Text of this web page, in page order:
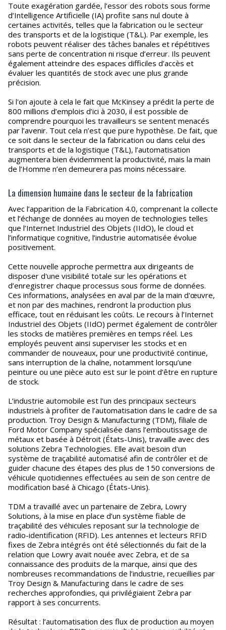
Toute exagération gardée, l’essor des robots sous forme
d’Intelligence Artificielle (IA) profite sans nul doute à
certaines activités, telles que la fabrication ou le secteur
des transports et de la logistique (T&L). Par exemple, les
robots peuvent réaliser des tâches banales et répétitives
sans perte de concentration ni risque d’erreur. Ils peuvent
également atteindre des espaces difficiles d’accès et
évaluer les quantités de stock avec une plus grande
précision.
Si l'on ajoute à cela le fait que McKinsey a prédit la perte de
800 millions d’emplois d’ici à 2030, il est possible de
comprendre pourquoi les travailleurs se sentent menacés
par l’avenir. Tout cela n’est que pure hypothèse. De fait, que
ce soit dans le secteur de la fabrication ou dans celui des
transports et de la logistique (T&L), l’automatisation
augmentera bien évidemment la productivité, mais la main
de l’Homme n’en demeurera pas moins nécessaire.
La dimension humaine dans le secteur de la fabrication
Avec l’apparition de la Fabrication 4.0, comprenant la collecte
et l’échange de données au moyen de technologies telles
que l’Internet Industriel des Objets (IIdO), le cloud et
l’informatique cognitive, l’industrie automatisée évolue
positivement.
Cette nouvelle approche permettra aux dirigeants de
disposer d'une visibilité totale sur les opérations et
d’enregistrer chaque processus sous forme de données.
Ces informations, analysées en aval par de la main d'œuvre,
et non par des machines, rendront la production plus
efficace, tout en réduisant les coûts. Le recours à l’Internet
Industriel des Objets (IIdO) permet également de contrôler
les stocks de matières premières en temps réel. Les
employés peuvent ainsi superviser les stocks et en
commander de nouveaux, pour une productivité continue,
sans interruption de la chaîne, notamment lorsqu’une
peinture ou une pièce auto est sur le point d’être en rupture
de stock.
L’industrie automobile est l’un des principaux secteurs
industriels à profiter de l’automatisation dans le cadre de sa
production. Troy Design & Manufacturing (TDM), filiale de
Ford Motor Company spécialisée dans l’emboutissage de
métaux et basée à Détroit (États-Unis), travaille avec des
solutions Zebra Technologies. Elle avait besoin d'un
système de traçabilité automatisé afin de contrôler et de
guider chacune des étapes des plus de 150 conversions de
véhicule quotidiennes effectuées au sein de son centre de
modification basé à Chicago (États-Unis).
TDM a travaillé avec un partenaire de Zebra, Lowry
Solutions, à la mise en place d’un système fiable de
traçabilité des véhicules reposant sur la technologie de
radio-identification (RFID). Les antennes et lecteurs RFID
fixes de Zebra intégrés ont été sélectionnés du fait de la
relation que Lowry avait nouée avec Zebra, et de sa
connaissance des produits de la marque, ainsi que des
nombreuses recommandations de l’industrie, recueillies par
Troy Design & Manufacturing dans le cadre de ses
recherches approfondies, qui privilégiaient Zebra par
rapport à ses concurrents.
Résultat : l’automatisation des flux de production au moyen